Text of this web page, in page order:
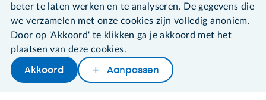
Later lezenDelenWoordenboek
Algemene voorwaarden
Cookies en cookie-instellingen
Disclaimer
Privacybeleid
About SeniorWeb
beter te laten werken en te analyseren. De gegevens die
we verzamelen met onze cookies zijn volledig anoniem.
Door op 'Akkoord' te klikken ga je akkoord met het
plaatsen van deze cookies.
Akkoord Aanpassen